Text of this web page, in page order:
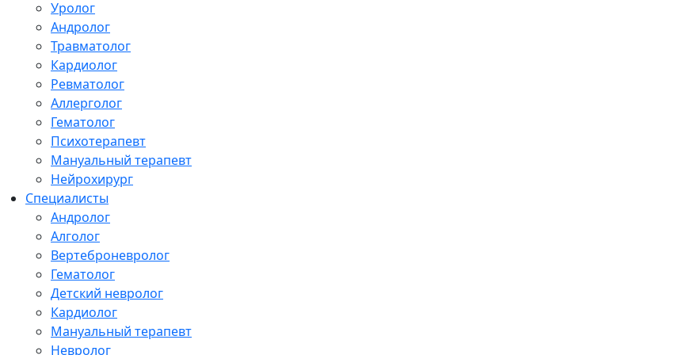
Уролог
Андролог
Травматолог
Кардиолог
Ревматолог
Аллерголог
Гематолог
Психотерапевт
Мануальный терапевт
Нейрохирург
Специалисты
Андролог
Алголог
Вертеброневролог
Гематолог
Детский невролог
Кардиолог
Мануальный терапевт
Невролог